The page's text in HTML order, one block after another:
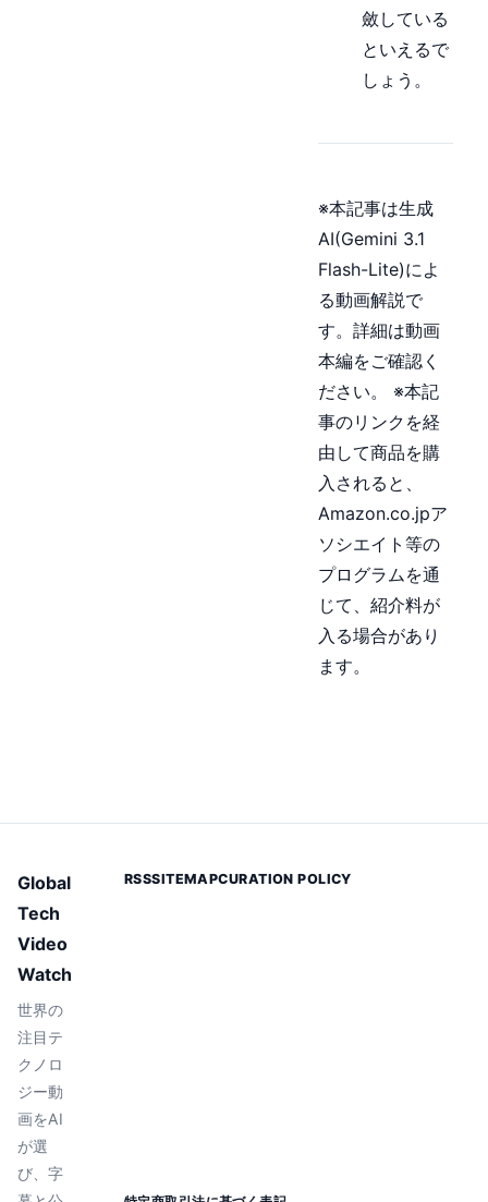
斂している
といえるで
しょう。
※本記事は生成
AI(Gemini 3.1
Flash-Lite)によ
る動画解説で
す。詳細は動画
本編をご確認く
ださい。 ※本記
事のリンクを経
由して商品を購
入されると、
Amazon.co.jpア
ソシエイト等の
プログラムを通
じて、紹介料が
入る場合があり
ます。
Global
Tech
Video
Watch
世界の
注目テ
クノロ
ジー動
画をAI
が選
び、字
RSSSITEMAPCURATION POLICY